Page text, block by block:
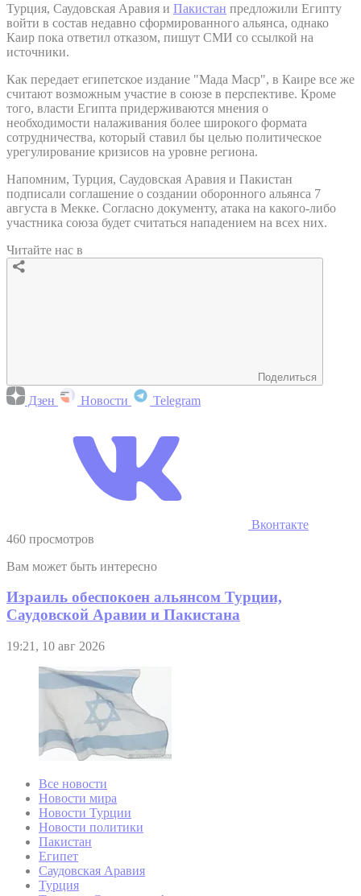
Турция, Саудовская Аравия и Пакистан предложили Египту
войти в состав недавно сформированного альянса, однако
Каир пока ответил отказом, пишут СМИ со ссылкой на
источники.
Как передает египетское издание "Мада Маср", в Каире все же
считают возможным участие в союзе в перспективе. Кроме
того, власти Египта придерживаются мнения о
необходимости налаживания более широкого формата
сотрудничества, который ставил бы целью политическое
урегулирование кризисов на уровне региона.
Напомним, Турция, Саудовская Аравия и Пакистан
подписали соглашение о создании оборонного альянса 7
августа в Мекке. Согласно документу, атака на какого-либо
участника союза будет считаться нападением на всех них.
Читайте нас в
Поделиться
Дзен Новости Telegram
Вконтакте
460 просмотров
Вам может быть интересно
Израиль обеспокоен альянсом Турции,
Саудовской Аравии и Пакистана
19:21, 10 авг 2026
Все новости
Новости мира
Новости Турции
Новости политики
Пакистан
Египет
Саудовская Аравия
Турция